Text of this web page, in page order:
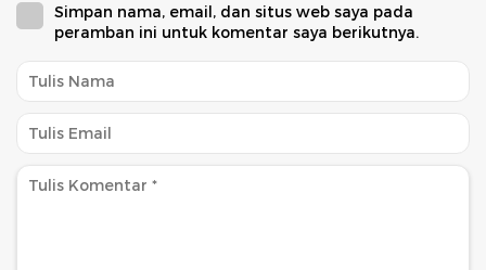
Simpan nama, email, dan situs web saya pada
peramban ini untuk komentar saya berikutnya.